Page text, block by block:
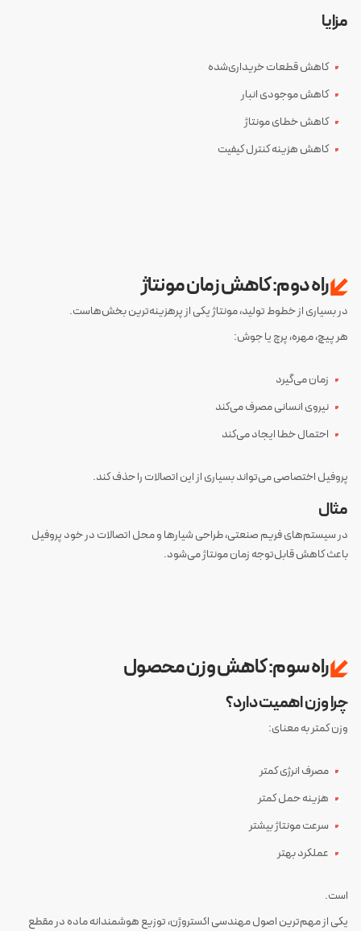
مزایا
کاهش قطعات خریداری‌شده
کاهش موجودی انبار
کاهش خطای مونتاژ
کاهش هزینه کنترل کیفیت
راه دوم: کاهش زمان مونتاژ
در بسیاری از خطوط تولید، مونتاژ یکی از پرهزینه‌ترین بخش‌هاست.
هر پیچ، مهره، پرچ یا جوش:
زمان می‌گیرد
نیروی انسانی مصرف می‌کند
احتمال خطا ایجاد می‌کند
پروفیل اختصاصی می‌تواند بسیاری از این اتصالات را حذف کند.
مثال
در سیستم‌های فریم صنعتی، طراحی شیارها و محل اتصالات در خود پروفیل
باعث کاهش قابل‌توجه زمان مونتاژ می‌شود.
راه سوم: کاهش وزن محصول
چرا وزن اهمیت دارد؟
وزن کمتر به معنای:
مصرف انرژی کمتر
هزینه حمل کمتر
سرعت مونتاژ بیشتر
عملکرد بهتر
است.
یکی از مهم‌ترین اصول مهندسی اکستروژن، توزیع هوشمندانه ماده در مقطع